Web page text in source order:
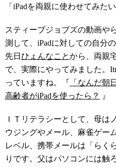
「iPadを両親に使わせてみたい
スティーブジョブズの動画や
測して、iPadに対しての自分
先日 ひょんなことから、両親
で、実際にやってみました。
っていますね。『 「なんだ
高齢者がiPadを使ったら？
』
ＩＴリテラシーとして、母は
ウジングやメール、麻雀ゲー
レベル、携帯メールは「らく
りです。父はパソコンには触